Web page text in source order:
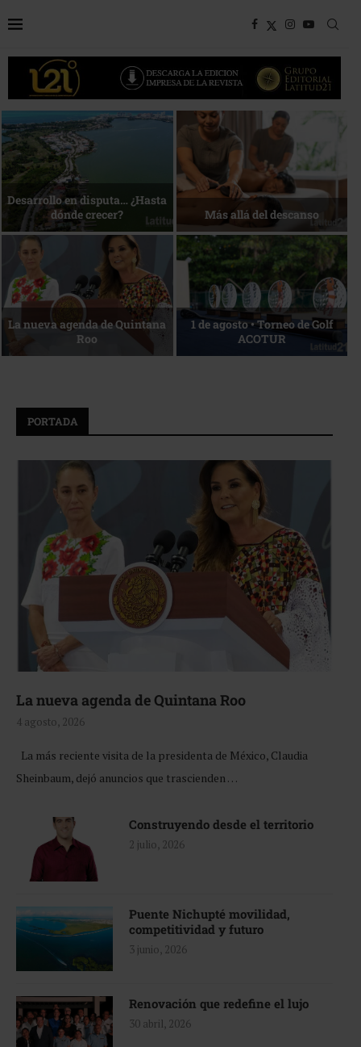
Bottega, un viaje servido a la
mesa
Energía que Impulsa la
competitividad
Reconocimiento de viajeros La esencia del servicio
PORTADA
La nueva agenda de Quintana Roo
4 agosto, 2026
La más reciente visita de la presidenta de México, Claudia
Sheinbaum, dejó anuncios que trascienden …
Construyendo desde el territorio
2 julio, 2026
Puente Nichupté movilidad,
competitividad y futuro
3 junio, 2026
Renovación que redefine el lujo
30 abril, 2026